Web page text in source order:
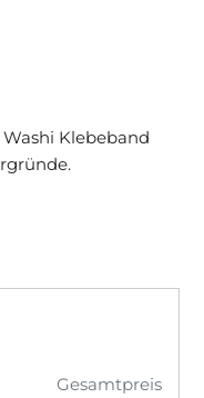
Klebeband
Gesamtpreis